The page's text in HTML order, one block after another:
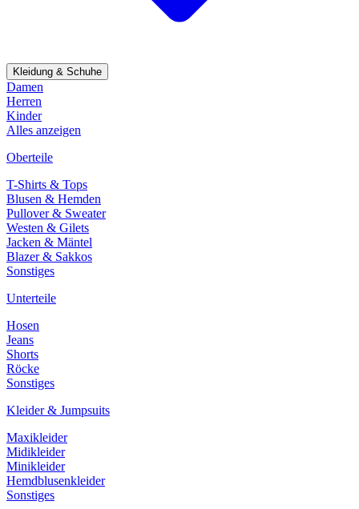
Kleidung & Schuhe
Damen
Herren
Kinder
Alles anzeigen
Oberteile
T-Shirts & Tops
Blusen & Hemden
Pullover & Sweater
Westen & Gilets
Jacken & Mäntel
Blazer & Sakkos
Sonstiges
Unterteile
Hosen
Jeans
Shorts
Röcke
Sonstiges
Kleider & Jumpsuits
Maxikleider
Midikleider
Minikleider
Hemdblusenkleider
Sonstiges